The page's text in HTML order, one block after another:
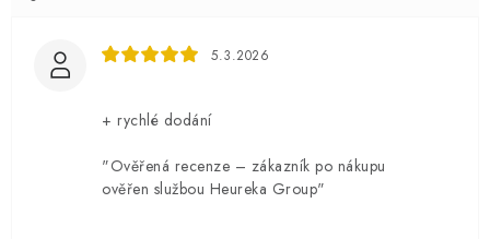
5.3.2026
+ rychlé dodání
"Ověřená recenze – zákazník po nákupu
ověřen službou Heureka Group"